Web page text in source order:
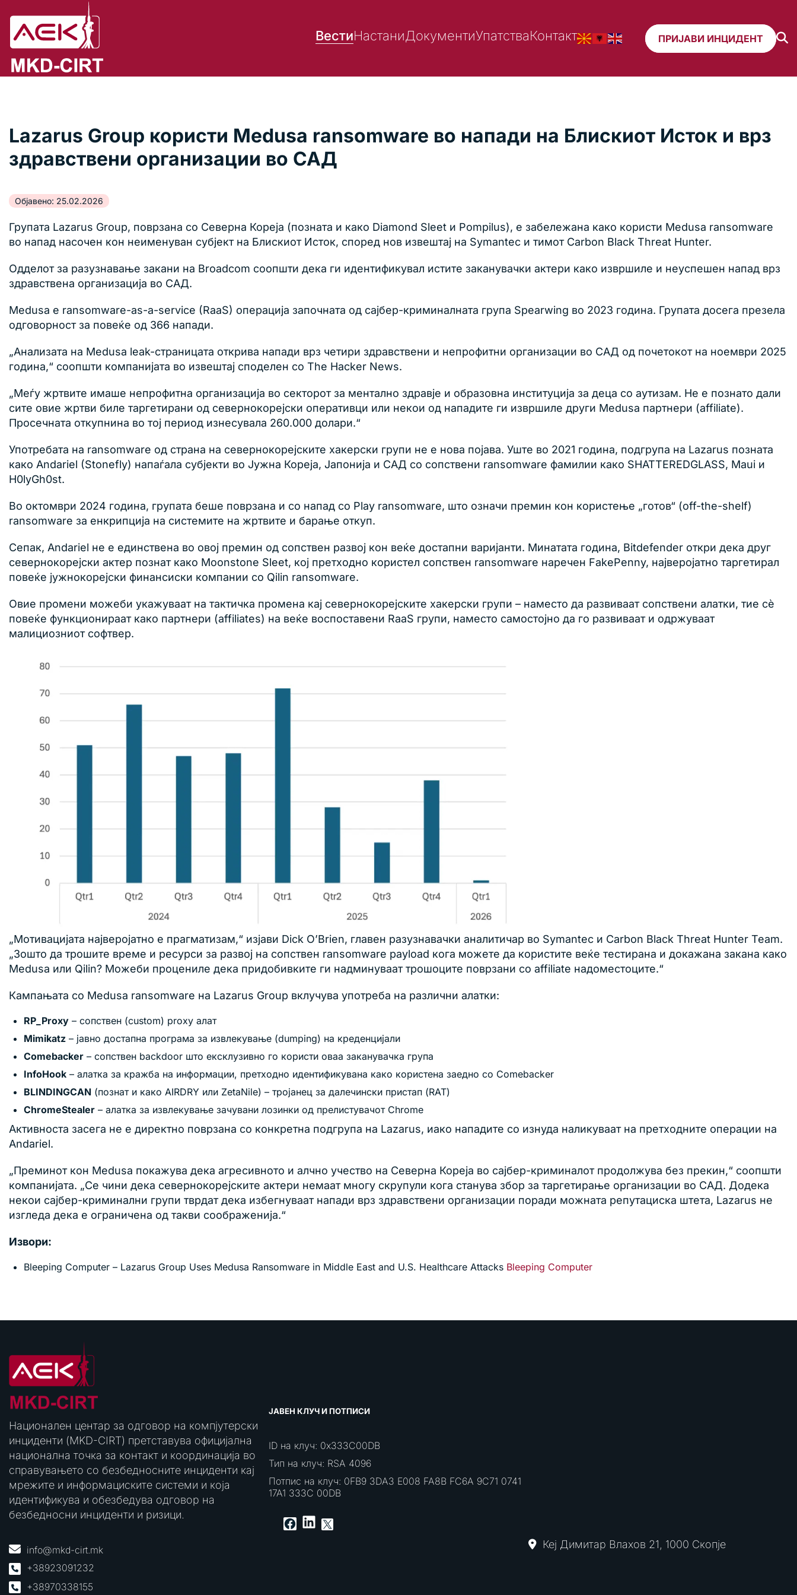
ВестиНастаниДокументиУпатстваКонтакт ПРИЈАВИ ИНЦИДЕНТ
Lazarus Group користи Medusa ransomware во напади на Блискиот Исток и врз
здравствени организации во САД
Објавено: 25.02.2026
Групата Lazarus Group, поврзана со Северна Кореја (позната и како Diamond Sleet и Pompilus), е забележана како користи Medusa ransomware
во напад насочен кон неименуван субјект на Блискиот Исток, според нов извештај на Symantec и тимот Carbon Black Threat Hunter.
Одделот за разузнавање закани на Broadcom соопшти дека ги идентификувал истите заканувачки актери како извршиле и неуспешен напад врз
здравствена организација во САД.
Medusa е ransomware-as-a-service (RaaS) операција започната од сајбер-криминалната група Spearwing во 2023 година. Групата досега презела
одговорност за повеќе од 366 напади.
„Анализата на Medusa leak-страницата открива напади врз четири здравствени и непрофитни организации во САД од почетокот на ноември 2025
година,“ соопшти компанијата во извештај споделен со The Hacker News.
„Меѓу жртвите имаше непрофитна организација во секторот за ментално здравје и образовна институција за деца со аутизам. Не е познато дали
сите овие жртви биле таргетирани од севернокорејски оперативци или некои од нападите ги извршиле други Medusa партнери (affiliate).
Просечната откупнина во тој период изнесувала 260.000 долари.“
Употребата на ransomware од страна на севернокорејските хакерски групи не е нова појава. Уште во 2021 година, подгрупа на Lazarus позната
како Andariel (Stonefly) напаѓала субјекти во Јужна Кореја, Јапонија и САД со сопствени ransomware фамилии како SHATTEREDGLASS, Maui и
H0lyGh0st.
Во октомври 2024 година, групата беше поврзана и со напад со Play ransomware, што означи премин кон користење „готов“ (off-the-shelf)
ransomware за енкрипција на системите на жртвите и барање откуп.
Сепак, Andariel не е единствена во овој премин од сопствен развој кон веќе достапни варијанти. Минатата година, Bitdefender откри дека друг
севернокорејски актер познат како Moonstone Sleet, кој претходно користел сопствен ransomware наречен FakePenny, најверојатно таргетирал
повеќе јужнокорејски финансиски компании со Qilin ransomware.
Овие промени можеби укажуваат на тактичка промена кај севернокорејските хакерски групи – наместо да развиваат сопствени алатки, тие сè
повеќе функционираат како партнери (affiliates) на веќе воспоставени RaaS групи, наместо самостојно да го развиваат и одржуваат
малициозниот софтвер.
„Мотивацијата најверојатно е прагматизам,“ изјави Dick O’Brien, главен разузнавачки аналитичар во Symantec и Carbon Black Threat Hunter Team.
„Зошто да трошите време и ресурси за развој на сопствен ransomware payload кога можете да користите веќе тестиранa и докажанa закана како
Medusa или Qilin? Можеби процениле дека придобивките ги надминуваат трошоците поврзани со affiliate надоместоците.“
Кампањата со Medusa ransomware на Lazarus Group вклучува употреба на различни алатки:
RP_Proxy – сопствен (custom) proxy алат
Mimikatz – јавно достапна програма за извлекување (dumping) на креденцијали
Comebacker – сопствен backdoor што ексклузивно го користи оваа заканувачка група
InfoHook – алатка за кражба на информации, претходно идентификувана како користена заедно со Comebacker
BLINDINGCAN (познат и како AIRDRY или ZetaNile) – тројанец за далечински пристап (RAT)
ChromeStealer – алатка за извлекување зачувани лозинки од прелистувачот Chrome
Активноста засега не е директно поврзана со конкретна подгрупа на Lazarus, иако нападите со изнуда наликуваат на претходните операции на
Andariel.
„Преминот кон Medusa покажува дека агресивното и алчно учество на Северна Кореја во сајбер-криминалот продолжува без прекин,“ соопшти
компанијата. „Се чини дека севернокорејските актери немаат многу скрупули кога станува збор за таргетирање организации во САД. Додека
некои сајбер-криминални групи тврдат дека избегнуваат напади врз здравствени организации поради можната репутациска штета, Lazarus не
изгледа дека е ограничена од такви соображенија.“
Извори:
Bleeping Computer – Lazarus Group Uses Medusa Ransomware in Middle East and U.S. Healthcare Attacks Bleeping Computer
Национален центар за одговор на компјутерски
инциденти (MKD-CIRT) претставува официјална
национална точка за контакт и координација во
справувањето со безбедносните инциденти кај
мрежите и информациските системи и која
идентификува и обезбедува одговор на
безбедносни инциденти и ризици.
info@mkd-cirt.mk
+38923091232
+38970338155
ЈАВЕН КЛУЧ И ПОТПИСИ
ID на клуч: 0x333C00DB
Тип на клуч: RSA 4096
Потпис на клуч: 0FB9 3DA3 E008 FA8B FC6A 9C71 0741
17A1 333C 00DB
Facebook
LinkedIn
X
Кеј Димитар Влахов 21, 1000 Скопје